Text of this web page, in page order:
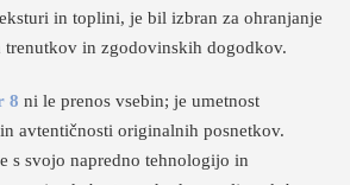
in toplini, je bil izbran za ohranjanje
trenutkov in zgodovinskih dogodkov.
8 ni le prenos vsebin; je umetnost
avtentičnosti originalnih posnetkov.
s svojo napredno tehnologijo in